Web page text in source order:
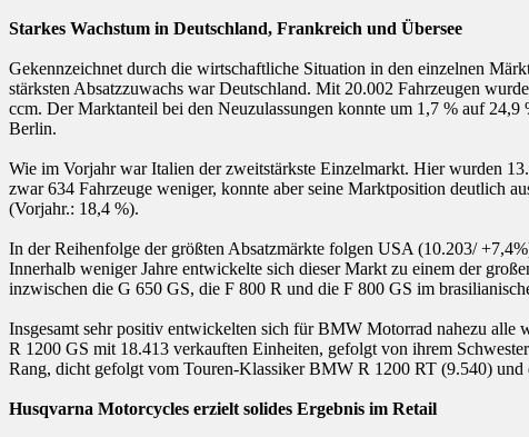
Starkes Wachstum in Deutschland, Frankreich und Übersee
Gekennzeichnet durch die wirtschaftliche Situation in den einzelnen
stärksten Absatzzuwachs war Deutschland. Mit 20.002 Fahrzeugen
ccm. Der Marktanteil bei den Neuzulassungen konnte um 1,7 % auf
Berlin.
Wie im Vorjahr war Italien der zweitstärkste Einzelmarkt. Hier wurden
zwar 634 Fahrzeuge weniger, konnte aber seine Marktposition deutlich
(Vorjahr.: 18,4 %).
In der Reihenfolge der größten Absatzmärkte folgen USA (10.203/
Innerhalb weniger Jahre entwickelte sich dieser Markt zu einem der
inzwischen die G 650 GS, die F 800 R und die F 800 GS im
Insgesamt sehr positiv entwickelten sich für BMW Motorrad nahezu alle
R 1200 GS mit 18.413 verkauften Einheiten, gefolgt von ihrem
Rang, dicht gefolgt vom Touren-Klassiker BMW R 1200 RT (9.540) und
Husqvarna Motorcycles erzielt solides Ergebnis im Retail